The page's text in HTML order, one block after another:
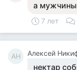
а
7 лет
АН Алексей
нектар